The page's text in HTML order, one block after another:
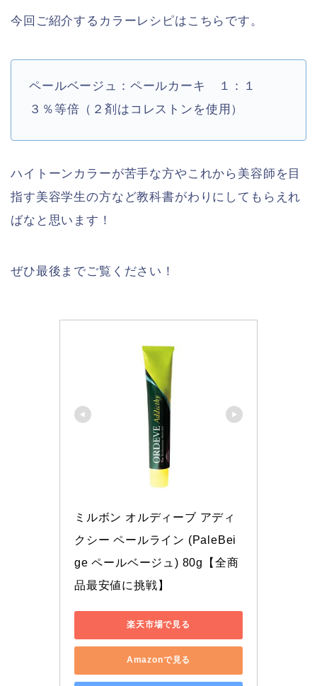
今回ご紹介するカラーレシピはこちらです。
ペールベージュ：ペールカーキ １：１
３％等倍（２剤はコレストンを使用）
ハイトーンカラーが苦手な方やこれから美容師を目
指す美容学生の方など教科書がわりにしてもらえれ
ばなと思います！
ぜひ最後までご覧ください！
ミルボン オルディーブ アディ
クシー ペールライン (PaleBei
ge ペールベージュ) 80g【全商
品最安値に挑戦】
楽天市場で見る
Amazonで見る